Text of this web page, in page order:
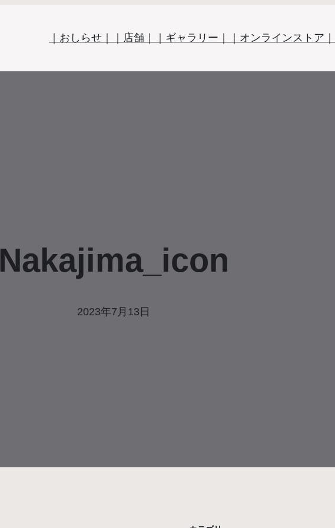
｜おしらせ｜ ｜店舗｜ ｜ギャラリー｜ ｜オンラインストア｜
Nakajima_icon
2023年7月13日